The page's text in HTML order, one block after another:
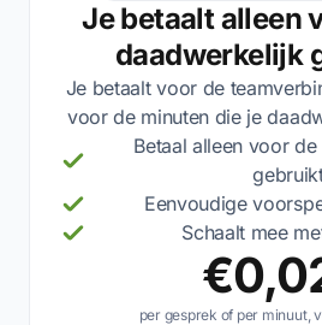
Je betaalt alleen
daadwerkelijk
Je betaalt voor de
voor de minuten die je
Betaal alleen voor
Eenvoudige
Schaalt mee
per gesprek of per minuut,